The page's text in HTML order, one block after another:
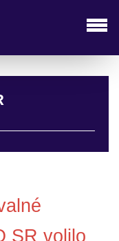
SR volilo